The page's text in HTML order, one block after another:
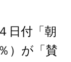
日付「朝
）が「賛